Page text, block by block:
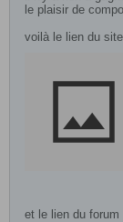
le plaisir de
voilà le lien du
et le lien du forum